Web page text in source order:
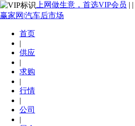
上网做生意，首选VIP会员 | |
赢家网|汽车后市场
首页
|
供应
|
求购
|
行情
|
公司
|